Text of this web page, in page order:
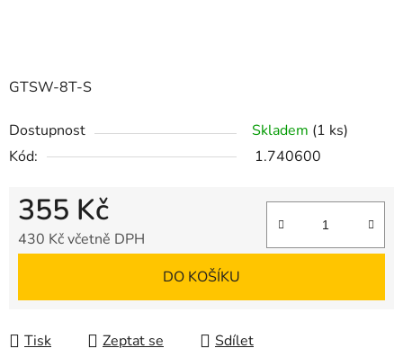
GTSW-8T-S
Dostupnost Skladem (1 ks)
Kód:
1.740600
355 Kč
430 Kč včetně DPH
DO KOŠÍKU
Tisk Zeptat se Sdílet